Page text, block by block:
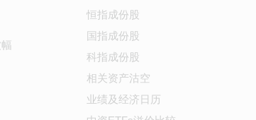
恒指成份股
国指成份股
科指成份股
相关资产沽空
业绩及经济日历